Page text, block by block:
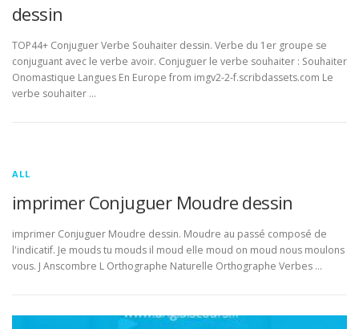
dessin
TOP44+ Conjuguer Verbe Souhaiter dessin. Verbe du 1er groupe se
conjuguant avec le verbe avoir. Conjuguer le verbe souhaiter : Souhaiter
Onomastique Langues En Europe from imgv2-2-f.scribdassets.com Le
verbe souhaiter …
ALL
imprimer Conjuguer Moudre dessin
imprimer Conjuguer Moudre dessin. Moudre au passé composé de
l'indicatif. Je mouds tu mouds il moud elle moud on moud nous moulons
vous. J Anscombre L Orthographe Naturelle Orthographe Verbes …